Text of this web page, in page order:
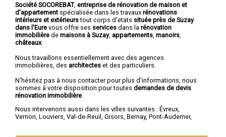
Société SOCOREBAT, entreprise de rénovation de maison et
d'appartement spécialisée dans les travaux rénovations
intérieurs et extérieurstout corps d'etats située près de Suzay
dans l'Eure vous offre ses services dans la rénovation
immobilière de maisons à Suzay, appartements manoirs
châteaux.
Nous travaillons essentiellement avec des agences
immobilières, des architectes et des particuliers.
N'hésitez pas à nous contacter pour plus d'informations, nous
sommes à votre disposition pour toutes demandes de devis
rénovation immobilière
Nous intervenons aussi dans les villes suivantes : Évreux,
Vernon, Louviers, Val-de-Reuil , Gisors, Bernay, Pont-Audemer,